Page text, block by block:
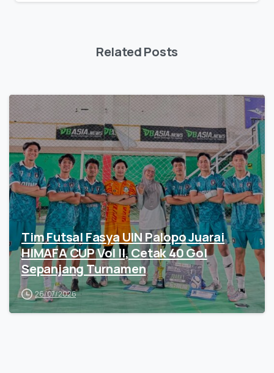
Related Posts
Tim Futsal Fasya UIN Palopo Juarai
HIMAFA CUP Vol II, Cetak 40 Gol
Sepanjang Turnamen
26/07/2026